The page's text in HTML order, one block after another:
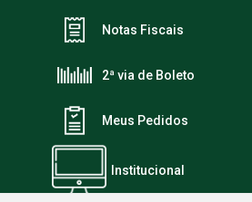
Notas Fiscais
2ª via de Boleto
Meus Pedidos
Institucional